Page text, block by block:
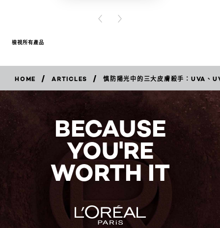
PREVIOUS CARD
NEXT CARD
檢視所有產品
HOME / ARTICLES / 慎防陽光中的三大皮膚殺手：UVA、
BECAUSE
YOU'RE
WORTH IT